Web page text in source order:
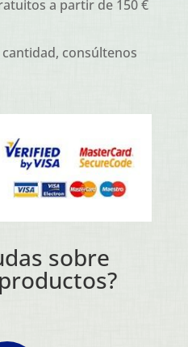
a partir de 150 €
consúltenos
sobre